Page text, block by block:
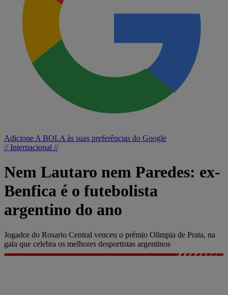
Adicione A BOLA às suas preferências do Google
// Internacional //
Nem Lautaro nem Paredes: ex-
Benfica é o futebolista
argentino do ano
Jogador do Rosario Central venceu o prémio Olimpia de Prata, na
gala que celebra os melhores desportistas argentinos